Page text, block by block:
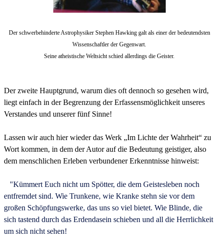
Der schwerbehinderte Astrophysiker Stephen Hawking galt als einer der bedeutendsten
Wissenschaftler der Gegenwart.
Seine atheistische Weltsicht schied allerdings die Geister.
Der zweite Hauptgrund, warum dies oft dennoch so gesehen wird,
liegt einfach in der Begrenzung der Erfassensmöglichkeit unseres
Verstandes und unserer fünf Sinne!
Lassen wir auch hier wieder das Werk „Im Lichte der Wahrheit“ zu
Wort kommen, in dem der Autor auf die Bedeutung geistiger, also
dem menschlichen Erleben verbundener Erkenntnisse hinweist:
"Kümmert Euch nicht um Spötter, die dem Geistesleben noch
entfremdet sind. Wie Trunkene, wie Kranke stehn sie vor dem
großen Schöpfungswerke, das uns so viel bietet. Wie Blinde, die
sich tastend durch das Erdendasein schieben und all die Herrlichkeit
um sich nicht sehen!